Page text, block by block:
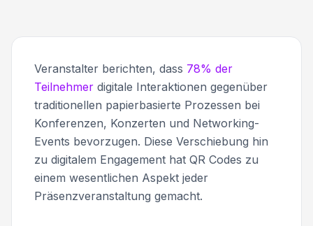
Veranstalter berichten, dass 78% der
Teilnehmer digitale Interaktionen gegenüber
traditionellen papierbasierte Prozessen bei
Konferenzen, Konzerten und Networking-
Events bevorzugen. Diese Verschiebung hin
zu digitalem Engagement hat QR Codes zu
einem wesentlichen Aspekt jeder
Präsenzveranstaltung gemacht.